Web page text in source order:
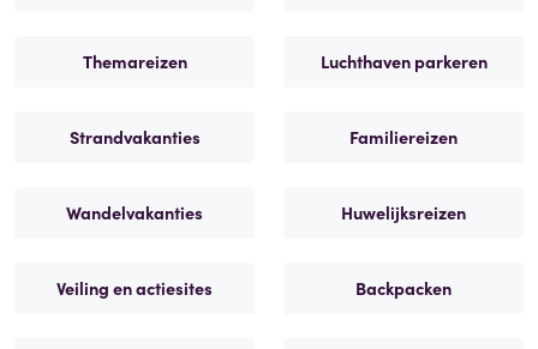
Themareizen Luchthaven parkeren
Strandvakanties Familiereizen
Wandelvakanties Huwelijksreizen
Veiling en actiesites Backpacken